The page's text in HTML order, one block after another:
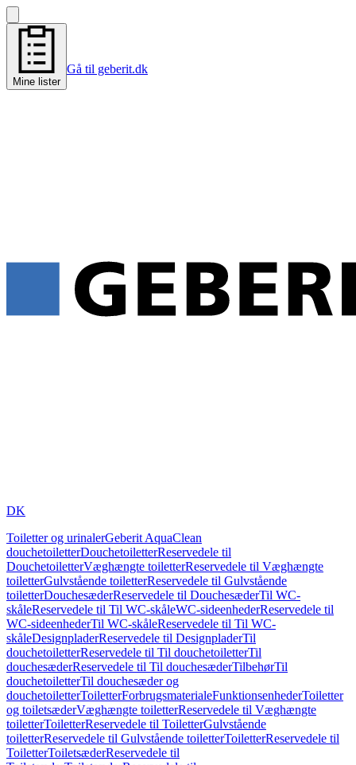
Mine lister
Gå til geberit.dk
DK
Toiletter og urinalerGeberit AquaClean
douchetoiletterDouchetoiletterReservedele til
DouchetoiletterVæghængte toiletterReservedele til Væghængte
toiletterGulvstående toiletterReservedele til Gulvstående
toiletterDouchesæderReservedele til DouchesæderTil WC-
skåleReservedele til Til WC-skåleWC-sideenhederReservedele til
WC-sideenhederTil WC-skåleReservedele til Til WC-
skåleDesignpladerReservedele til DesignpladerTil
douchetoiletterReservedele til Til douchetoiletterTil
douchesæderReservedele til Til douchesæderTilbehørTil
douchetoiletterTil douchesæder og
douchetoiletterToiletterForbrugsmaterialeFunktionsenhederToiletter
og toiletsæderVæghængte toiletterReservedele til Væghængte
toiletterToiletterReservedele til ToiletterGulvstående
toiletterReservedele til Gulvstående toiletterToiletterReservedele til
ToiletterToiletsæderReservedele til